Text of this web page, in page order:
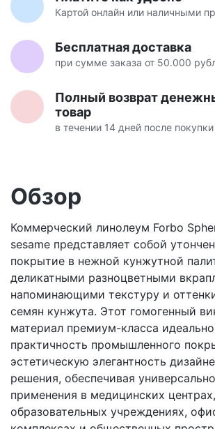
Картой онлайн или наличными
Бесплатная доставка
при сумме заказа от 50.000
Полный возврат
товар
в течении 14 дней после покупки
Обзор
Коммерческий линолеум Forbo
sesame представляет собой
покрытие в нежной кунжутной
деликатными разноцветными
напоминающими текстуру и
семян кунжута. Этот гомогенный
материал премиум-класса
практичность промышленного
эстетическую элегантность
решения, обеспечивая
применения в медицинских центрах,
образовательных учреждениях,